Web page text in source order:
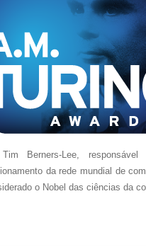
Berners-Lee,
da rede mundial de
o Nobel das ciências da